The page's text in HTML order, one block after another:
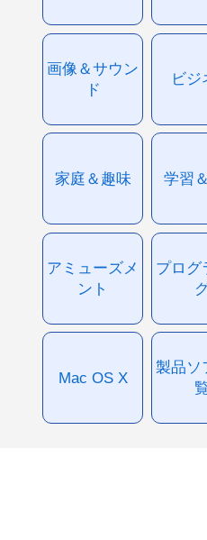
画像＆サウン
ド
ビジ
家庭＆趣味 学習
アミューズメ
ント
プログ
Mac OS X
製品ソ